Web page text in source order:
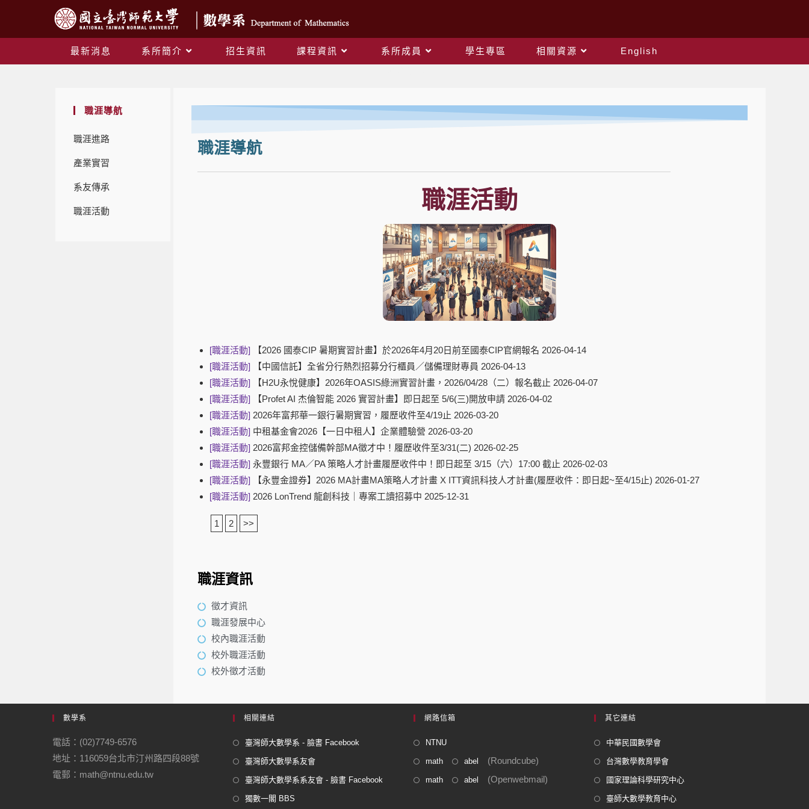
最新消息 系所簡介 招生資訊 課程資訊 系所成員 學生專區 相關資源
English
職涯導航
職涯進路
產業實習
系友傳承
職涯活動
職涯導航
職涯活動
[職涯活動] 【2026 國泰CIP 暑期實習計畫】於2026年4月20日前至國泰CIP官網報名 2026-04-14
[職涯活動]
【中國信託】全省分行熱烈招募分行櫃員／儲備理財專員 2026-04-13
[職涯活動]
【H2U永悅健康】2026年OASIS綠洲實習計畫，2026/04/28（二）報名截止 2026-04-07
[職涯活動]
【Profet AI 杰倫智能 2026 實習計畫】即日起至 5/6(三)開放申請 2026-04-02
[職涯活動] 2026年富邦華一銀行暑期實習，履歷收件至4/19止 2026-03-20
[職涯活動] 中租基金會2026【一日中租人】企業體驗營 2026-03-20
[職涯活動] 2026富邦金控儲備幹部MA徵才中！履歷收件至3/31(二) 2026-02-25
[職涯活動] 永豐銀行 MA／PA 策略人才計畫履歷收件中！即日起至 3/15（六）17:00 截止 2026-02-03
[職涯活動]
【永豐金證券】2026 MA計畫MA策略人才計畫 X ITT資訊科技人才計畫(履歷收件：即日起~至4/15止) 2026-01-27
[職涯活動] 2026 LonTrend 龍創科技｜專案工讀招募中 2025-12-31
1 2 >>
職涯資訊
徵才資訊
職涯發展中心
校內職涯活動
校外職涯活動
校外徵才活動
數學系
電話：(02)7749-6576
地址：116059台北市汀州路四段88號
電郵：math@ntnu.edu.tw
相關連結
臺灣師大數學系 - 臉書 Facebook
臺灣師大數學系友會
臺灣師大數學系系友會 - 臉書 Facebook
獨數一閣 BBS
網路信箱
NTNU
math abel (Roundcube)
math abel (Openwebmail)
其它連結
中華民國數學會
台灣數學教育學會
國家理論科學研究中心
臺師大數學教育中心